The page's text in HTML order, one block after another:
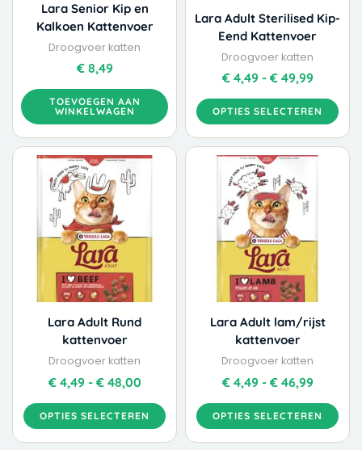
Lara Senior Kip en
Kalkoen Kattenvoer
Droogvoer katten
€8,49
TOEVOEGEN AAN
WINKELWAGEN
Lara Adult Sterilised Kip-
Eend Kattenvoer
Droogvoer katten
€4,49 - €49,99
OPTIES SELECTEREN
op
de
productpagina
Lara Adult Rund
kattenvoer
Droogvoer katten
€4,49 - €48,00
Prijsklasse:
OPTIES SELECTEREN
Dit
product
heeft
meerdere
variaties.
Deze
optie
kan
gekozen
worden
op
productpagina
Lara Adult lam/rijst
kattenvoer
Droogvoer katten
€4,49 - €46,99
OPTIES SELECTEREN
Dit
product
heeft
meerdere
variaties.
Deze
optie
kan
gekozen
worden
op
productpagina